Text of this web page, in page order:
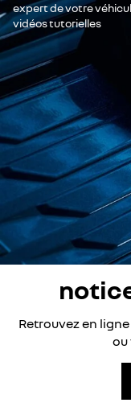
expert de votre
vidéos tutorielles
Retrouvez en
ou